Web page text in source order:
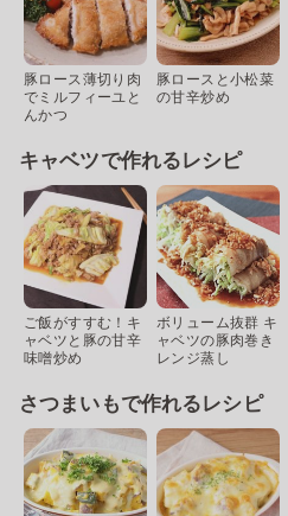
豚ロース薄切り肉
でミルフィーユと
んかつ
豚ロースと小松菜
の甘辛炒め
キャベツで作れるレシピ
ご飯がすすむ！キ
ャベツと豚の甘辛
味噌炒め
ボリューム抜群 キ
ャベツの豚肉巻き
レンジ蒸し
さつまいもで作れるレシピ